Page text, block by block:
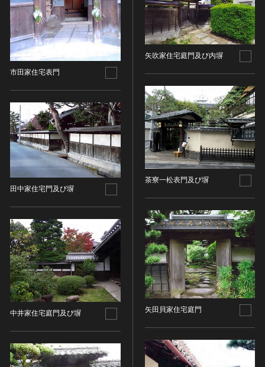
市田家住宅表門
田中家住宅門及び塀
中井家住宅庭門及び塀
矢吹家住宅庭門及び内塀
茶寮一松表門及び塀
矢田貝家住宅庭門
鉄器 [朝鮮半島]
原三国・朝鮮三国 [朝鮮半島]
原三国・朝鮮三国 [朝鮮半島]
新羅 [朝鮮半島]
高麗 [朝鮮半島]
朝鮮 [朝鮮半島]
近現代 [朝鮮半島]
旧石器 [中国]
新石器 [中国]
夏 [中国]
殷（商） [中国]
周 [中国]
戦国時代 [中国]
秦 [中国]
漢 [中国]
三国 [中国]
晋 [中国]
五胡十六国 [中国]
南北朝（六朝） [中国]
唐 [中国]
その他
彫刻
木像
石像
その他
工芸品
金工
漆工
染織
陶磁
その他
その他の美術
写真
デザイン
書
その他
考古資料
石器・石製品類
土器・土製品類
重要無形民俗文化財
登録無形民俗文化財
記録作成等の措置を講ずべき無形の民俗文化財
特別史跡
特別名勝
特別天然記念物
重要文化的景観
重要伝統的建造物群保存地区
有形文化財(建造物)
有形文化財(美術工芸品)
無形文化財
民俗文化財(有形民俗文化財)
民俗文化財(無形民俗文化財)
記念物(史跡)
記念物(天然記念物)
伝統的建造物群保存地区
PDM
CC BY（表示）
CC BY-SA（表示—継承）
CC BY-ND（表示—改変禁止）
CC BY-NC（表示—非営利）
CC BY-NC-SA（表示—非営利—継承）
CC BY-NC-ND（表示—非営利—改変禁止）
IN COPYRIGHT（著作権あり）
IN COPYRIGHT - EU ORPHAN WORK（著作権あり-
EU孤児著作物）
IN COPYRIGHT - EDUCATIONAL USE
PERMITTED（著作権あり-教育目的の利用可）
IN COPYRIGHT - NONCOMMERCIAL USE
PERMITTED（著作権あり-非営利目的の利用可）
IN COPYRIGHT - RIGHTSHOLDER(S) UNLOCATABLE
OR UNIDENTIFIABLE（著作権あり-著作権者不明）
NO COPYRIGHT - CONTRACTUAL
RESTRICTIONS（著作権なし-契約による制限あり）
NO COPYRIGHT - NONCOMMERCIAL USE ONLY（著
作権なし-非営利目的のみ利用可）
NO COPYRIGHT - OTHER KNOWN LEGAL
NO COPYRIGHT - UNITED STATES（著作権なし-米国
の法律上）
検索する
20件で表示
入力情報をクリア
連想検索
連想検索する
20件で表示
入力情報をクリア